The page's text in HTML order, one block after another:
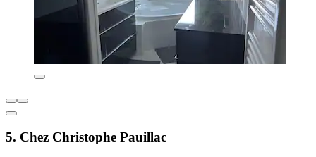
5. Chez Christophe Pauillac